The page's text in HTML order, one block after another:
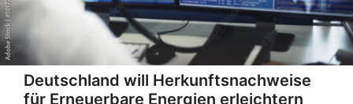
Deutschland will Herkunftsnachweise
für Erneuerbare Energien erleichtern